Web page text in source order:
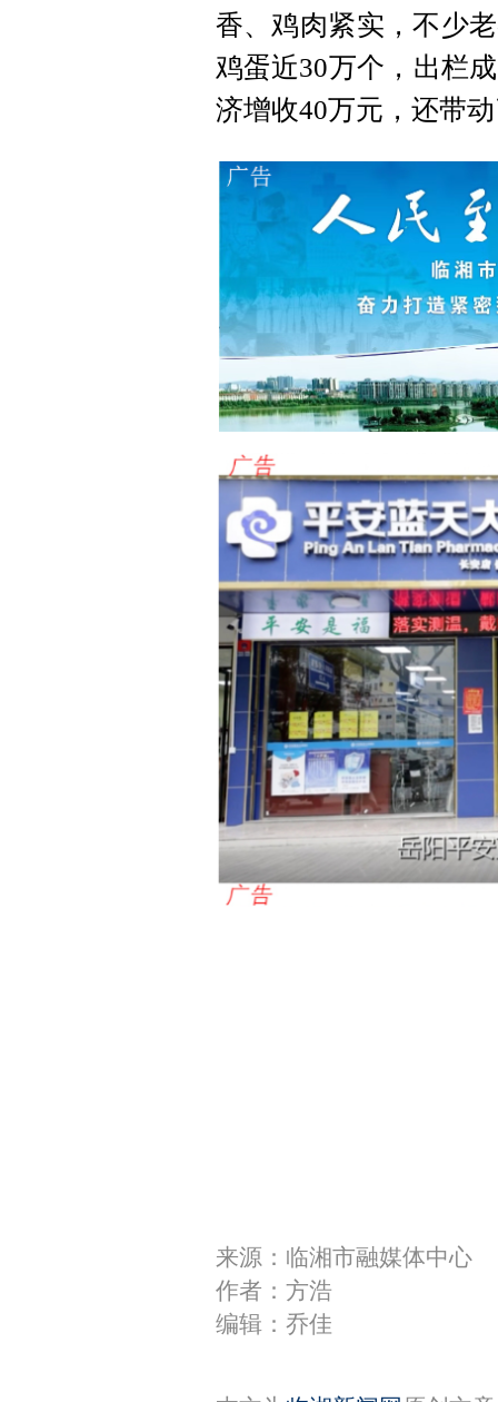
香、鸡肉紧实，不少
鸡蛋近30万个，出栏
济增收40万元，还带
来源：临湘市融媒体中心
作者：方浩
编辑：乔佳